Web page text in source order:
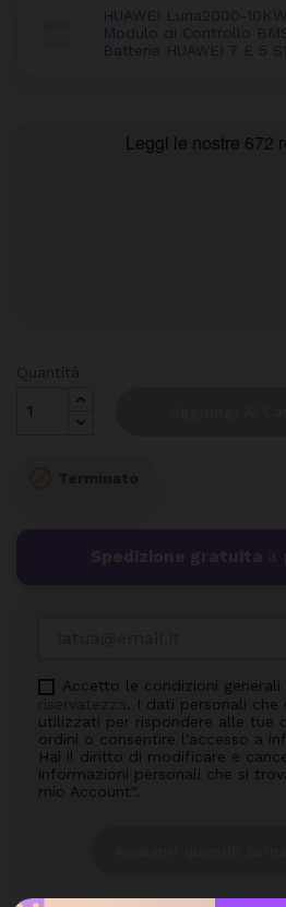
HUAWEI Luna2000-10KW-
Modulo di Controllo
Batterie HUAWEI 7 E 5 S1
Accetto le condizioni generali
. I dati personali
utilizzati per rispondere alle tue
ordini o consentire l'accesso a
Hai il diritto di modificare e
informazioni personali che si
mio Account".